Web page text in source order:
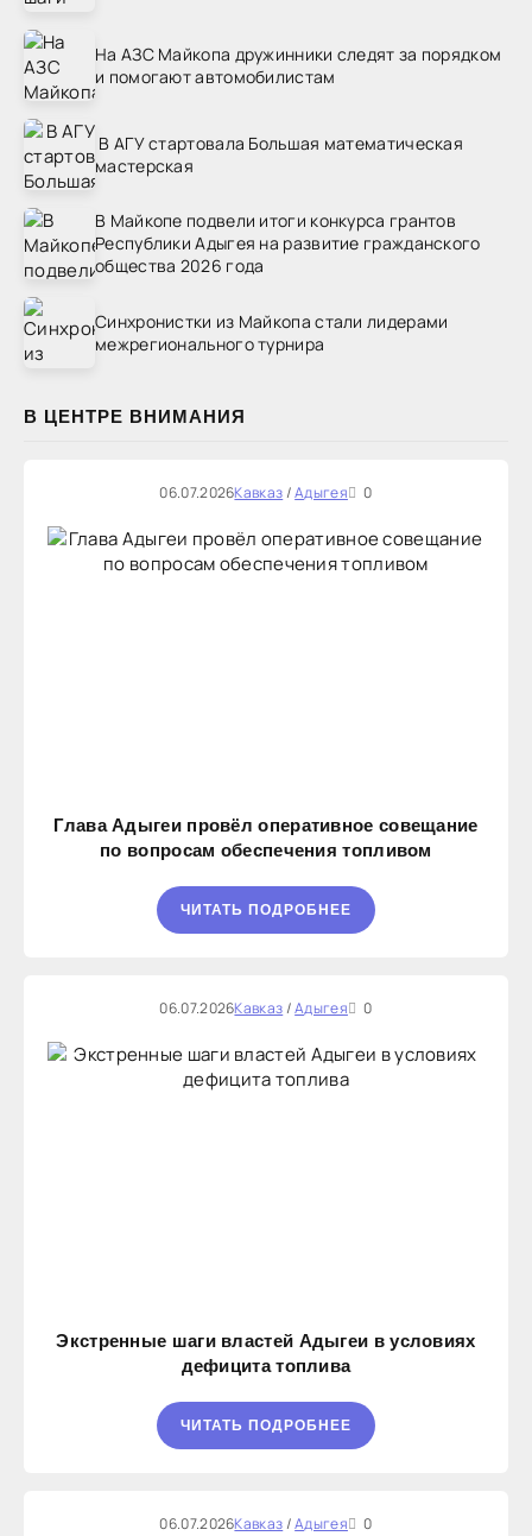
На АЗС Майкопа дружинники следят за порядком
и помогают автомобилистам
В АГУ стартовала Большая математическая
мастерская
В Майкопе подвели итоги конкурса грантов
Республики Адыгея на развитие гражданского
общества 2026 года
Синхронистки из Майкопа стали лидерами
межрегионального турнира
В ЦЕНТРЕ ВНИМАНИЯ
06.07.2026Кавказ/Адыгея 0
Глава Адыгеи провёл оперативное совещание
по вопросам обеспечения топливом
ЧИТАТЬ ПОДРОБНЕЕ
06.07.2026Кавказ/Адыгея 0
Экстренные шаги властей Адыгеи в условиях
дефицита топлива
ЧИТАТЬ ПОДРОБНЕЕ
06.07.2026Кавказ/Адыгея 0